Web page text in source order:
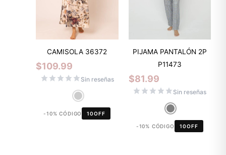
CAMISOLA 36372
$109.99
Sin reseñas
-10% CÓDIGO 10OFF
PIJAMA PANTALÓN 2P
P11473
$81.99
Sin reseñas
-10% CÓDIGO 10OFF